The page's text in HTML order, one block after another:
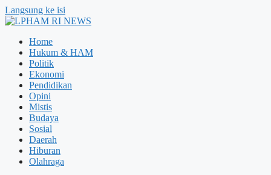
Langsung ke isi
Home
Hukum & HAM
Politik
Ekonomi
Pendidikan
Opini
Mistis
Budaya
Sosial
Daerah
Hiburan
Olahraga